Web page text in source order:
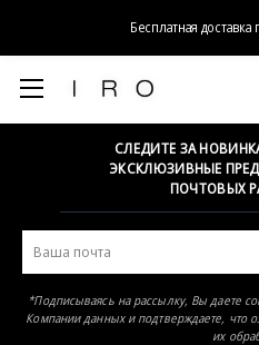
Бесплатная
Элемент не найден
СЛЕДИТЕ ЗА
ЭКСКЛЮЗИВНЫЕ
ПОЧТОВЫХ
*Подписываясь на рассылку, Вы даете
Компании данных и подтверждаете, что
их